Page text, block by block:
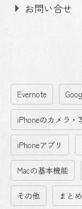
お問い合せ
Evernote
iPhoneのカメラ・
iPhoneアプリ
Macの基本機能
その他 まと